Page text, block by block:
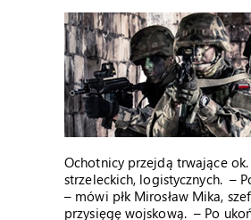
Ochotnicy przejdą trwające
strzeleckich, logistycznych. –
– mówi płk Mirosław Mika,
przysięgę wojskową. – Po